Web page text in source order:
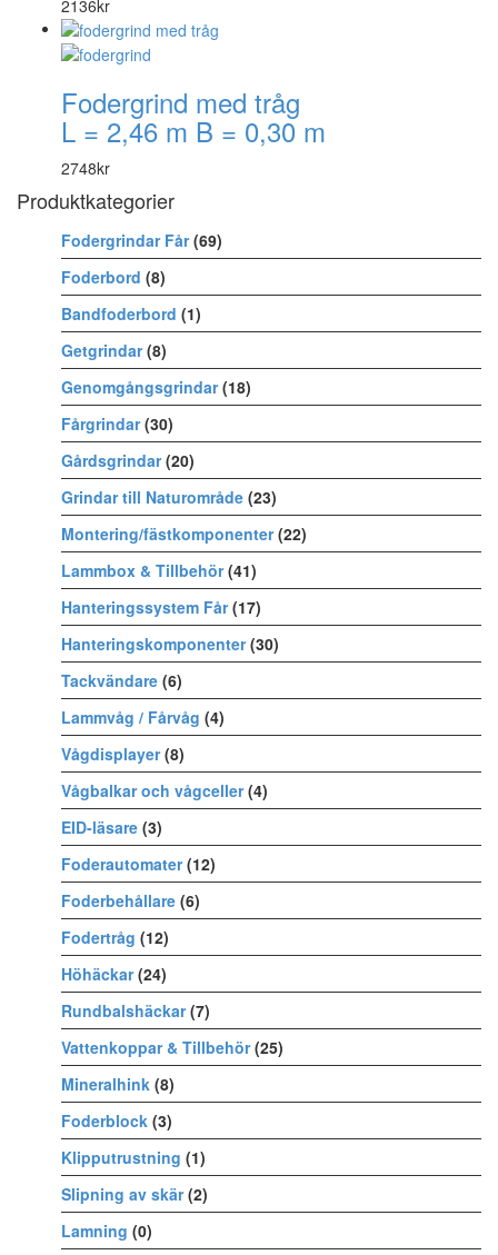
2136kr
Fodergrind med tråg
L = 2,46 m B = 0,30 m
2748kr
Produktkategorier
Fodergrindar Får (69)
Foderbord (8)
Bandfoderbord (1)
Getgrindar (8)
Genomgångsgrindar (18)
Fårgrindar (30)
Gårdsgrindar (20)
Grindar till Naturområde (23)
Montering/fästkomponenter (22)
Lammbox & Tillbehör (41)
Hanteringssystem Får (17)
Hanteringskomponenter (30)
Tackvändare (6)
Lammvåg / Fårvåg (4)
Vågdisplayer (8)
Vågbalkar och vågceller (4)
EID-läsare (3)
Foderautomater (12)
Foderbehållare (6)
Fodertråg (12)
Höhäckar (24)
Rundbalshäckar (7)
Vattenkoppar & Tillbehör (25)
Mineralhink (8)
Foderblock (3)
Klipputrustning (1)
Slipning av skär (2)
Lamning (0)